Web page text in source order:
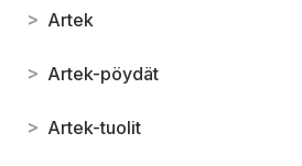
> Artek
> Artek-pöydät
> Artek-tuolit